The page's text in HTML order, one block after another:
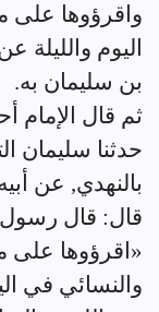
واقرؤوها على
اليوم
بن سليمان به.
ثم قال الإمام
حدثنا سليمان
بالنهدي, عن
قال: قال رسول
«اقرؤوها على
والنسائي في